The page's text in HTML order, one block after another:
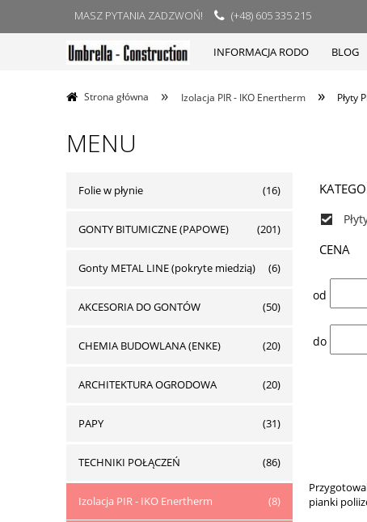
MASZ PYTANIA ZADZWOŃ! (+48) 605 335 215
INFORMACJA RODO BLOG
Strona główna » Izolacja PIR - IKO Enertherm » Płyty
MENU
Folie w płynie (16)
GONTY BITUMICZNE (PAPOWE) (201)
Gonty METAL LINE (pokryte miedzią) (6)
AKCESORIA DO GONTÓW (50)
CHEMIA BUDOWLANA (ENKE) (20)
ARCHITEKTURA OGRODOWA (20)
PAPY (31)
TECHNIKI POŁĄCZEŃ (86)
Izolacja PIR - IKO Enertherm (8)
CENA
od
do
pianki